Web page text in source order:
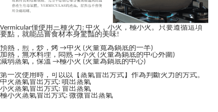
Vermicular僅使用三種火力: 中火，小火，極小火。只要遵循這項
要點，就能品嘗食材本身驚豔的美味!
預熱，煎，炒，烤 →中火 (火量寬為鍋底的一半)
加熱，無水料理，悶熟 →小火 (火量為鍋底的中心外圍)
減弱蒸氣，保溫 →極小火 (火量為鍋底的中心)
第一次使用時，可以以【蒸氣冒出方式】作為判斷火力的方式。
中火蒸氣冒出方式: 噴出蒸氣
小火蒸氣冒出方式: 冒出蒸氣
極小火蒸氣冒出方式: 微微冒出蒸氣